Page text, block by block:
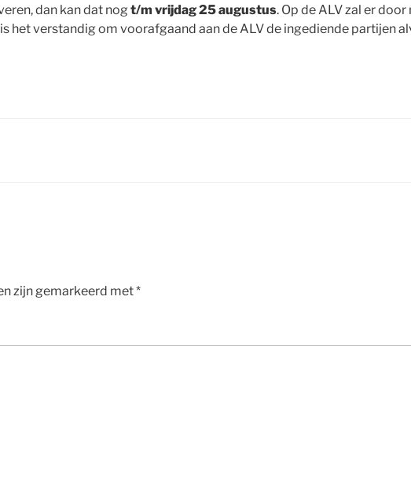
dan kan dat nog t/m vrijdag 25 augustus. Op de ALV zal er
het verstandig om voorafgaand aan de ALV de ingediende partijen
zijn gemarkeerd met*